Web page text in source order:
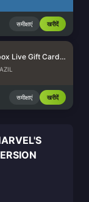
समीक्षाएं खरीदें
Xbox Live Gift Card (BR)
समीक्षाएं खरीदें